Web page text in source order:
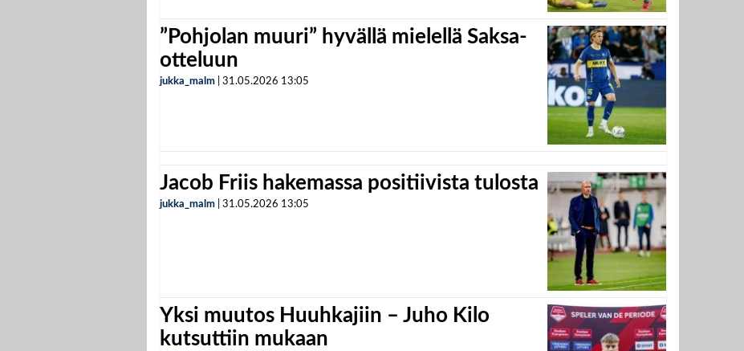
”Pohjolan muuri” hyvällä mielellä Saksa-
otteluun
jukka_malm 31.05.2026 13:05
Jacob Friis hakemassa positiivista tulosta
jukka_malm 31.05.2026 13:05
Yksi muutos Huuhkajiin – Juho Kilo
kutsuttiin mukaan